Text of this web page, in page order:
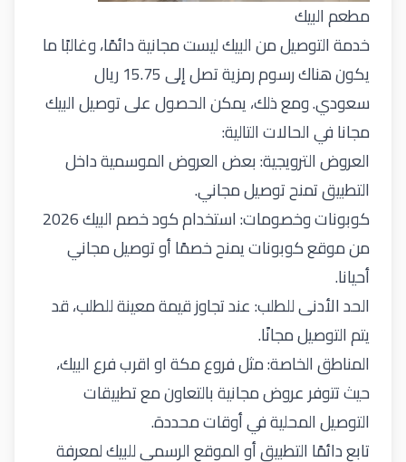
مطعم البيك
خدمة التوصيل من البيك ليست مجانية دائمًا، وغالبًا ما
يكون هناك رسوم رمزية تصل إلى 15.75 ريال
سعودي. ومع ذلك، يمكن الحصول على توصيل البيك
مجانا في الحالات التالية:
العروض الترويجية: بعض العروض الموسمية داخل
التطبيق تمنح توصيل مجاني.
كوبونات وخصومات: استخدام كود خصم البيك 2026
من موقع كوبونات يمنح خصمًا أو توصيل مجاني
أحيانا.
الحد الأدنى للطلب: عند تجاوز قيمة معينة للطلب، قد
يتم التوصيل مجانًا.
المناطق الخاصة: مثل فروع مكة اواقرب فرع البيك،
حيث تتوفر عروض مجانية بالتعاون مع تطبيقات
التوصيل المحلية في أوقات محددة.
تابع دائمًا التطبيق أو الموقع الرسمي للبيك لمعرفة